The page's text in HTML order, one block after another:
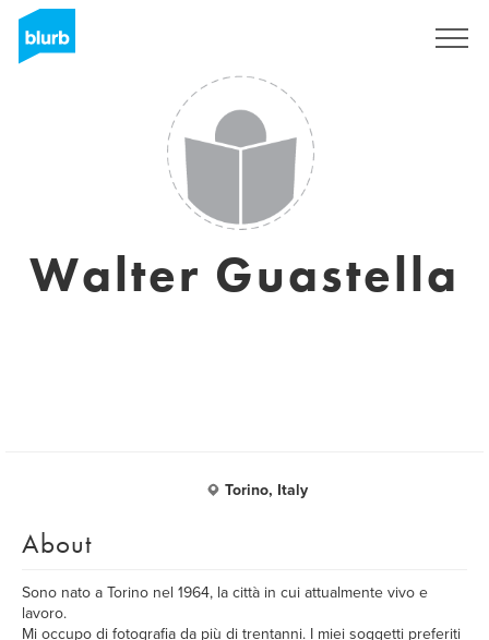
Walter Guastella
Torino, Italy
About
Sono nato a Torino nel 1964, la città in cui attualmente vivo e
lavoro.
Mi occupo di fotografia da più di trentanni. I miei soggetti preferiti